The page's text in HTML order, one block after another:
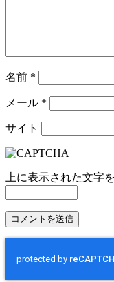
名前 *
メール *
サイト
上に表示された文字